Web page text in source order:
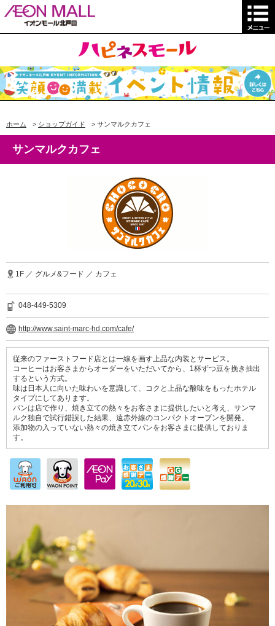
ホーム > ショップガイド > サンマルクカフェ
サンマルクカフェ
1F ／ グルメ&フード ／ カフェ
048-449-5309
http://www.saint-marc-hd.com/cafe/
従来のファーストフード店とは一線を画す上品な内装とサービス。
コーヒーはお客さまからオーダーをいただいてから、1杯ずつ豆を挽き抽出
するという方式。
味は日本人に向いた味わいを意識して、コクと上品な酸味をもったホテル
タイプにしてあります。
パンは店で作り、焼き立ての熱々をお客さまに提供したいと考え、サンマ
ルク独自で試行錯誤した結果、遠赤外線のコンパクトオーブンを開発。
添加物の入っていない熱々の焼き立てパンをお客さまに提供しておりま
す。